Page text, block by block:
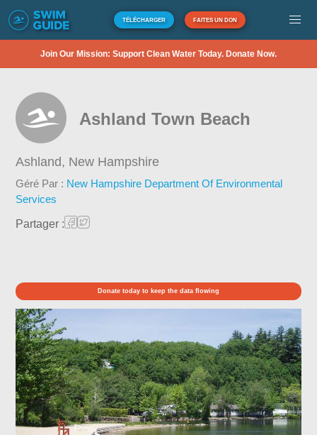
TÉLÉCHARGER FAITES UN DON
Join Our Mission: Support Clean Water Today. Donate Now.
Ashland Town Beach
Ashland, New Hampshire
Géré Par : New Hampshire Department Of Environmental
Services
Partager :
Donate today to keep the data flowing